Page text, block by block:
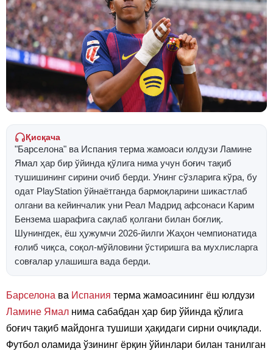
Қисқача
"Барселона" ва Испания терма жамоаси юлдузи Ламине
Ямал ҳар бир ўйинда қўлига нима учун боғич тақиб
тушишининг сирини очиб берди. Унинг сўзларига кўра, бу
одат PlayStation ўйнаётганда бармоқларини шикастлаб
олгани ва кейинчалик уни Реал Мадрид афсонаси Карим
Бензема шарафига сақлаб қолгани билан боғлиқ.
Шунингдек, ёш ҳужумчи 2026-йилги Жаҳон чемпионатида
ғолиб чиқса, соқол-мўйловини ўстиришга ва мухлисларга
совғалар улашишга вада берди.
Барселона ва Испания терма жамоасининг ёш юлдузи
Ламине Ямал нима сабабдан ҳар бир ўйинда қўлига
боғич тақиб майдонга тушиши ҳақидаги сирни очиқлади.
Футбол оламида ўзининг ёрқин ўйинлари билан танилган